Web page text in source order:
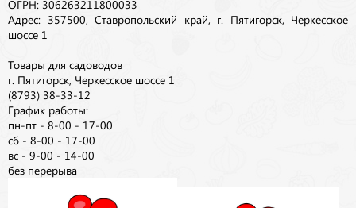
ОГРН: 306263211800033
Адрес: 357500, Ставропольский край, г. Пятигорск, Черкесское
шоссе 1
Товары для садоводов
г. Пятигорск, Черкесское шоссе 1
(8793) 38-33-12
График работы:
пн-пт - 8-00 - 17-00
сб - 8-00 - 17-00
вс - 9-00 - 14-00
без перерыва